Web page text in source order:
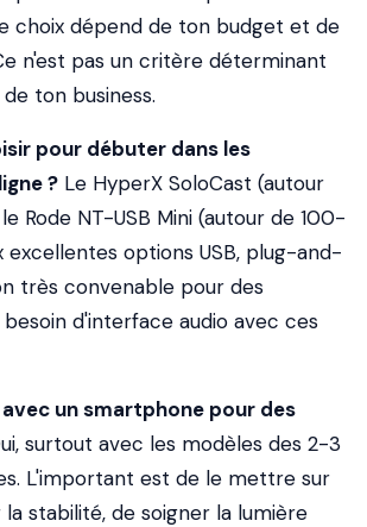
choix dépend de ton budget et de
n'est pas un critère déterminant
ton business.
pour débuter dans les
? Le HyperX SoloCast (autour
Rode NT-USB Mini (autour de 100-
excellentes options USB, plug-and-
très convenable pour des
d'interface audio avec ces
un smartphone pour des
surtout avec les modèles des 2-3
L'important est de le mettre sur
stabilité, de soigner la lumière